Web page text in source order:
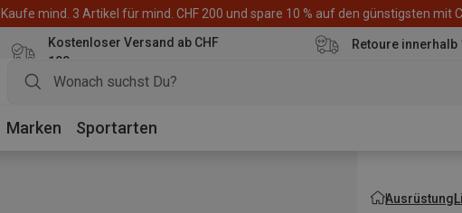
Kaufe mind. 3 Artikel für mind. CHF 200 und spare 10 % auf den günstigsten mit
Kostenloser Versand ab CHF
100
Retoure innerhalb
Marken Sportarten
Ausrüstung